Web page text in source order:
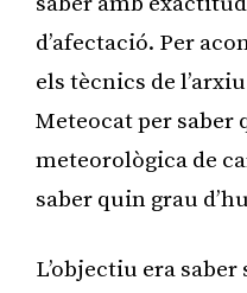
d’afectació. Per
els tècnics de
Meteocat per saber
meteorològica de
saber quin grau
L’objectiu era